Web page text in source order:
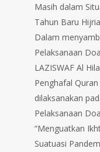
Masih dalam
Tahun Baru
Dalam
Pelaksanaan
LAZISWAF Al
Penghafal
dilaksanakan
Pelaksanaan
“Menguatkan
Suatuasi